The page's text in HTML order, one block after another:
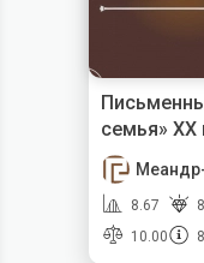
семья» XX
8.67
10.00